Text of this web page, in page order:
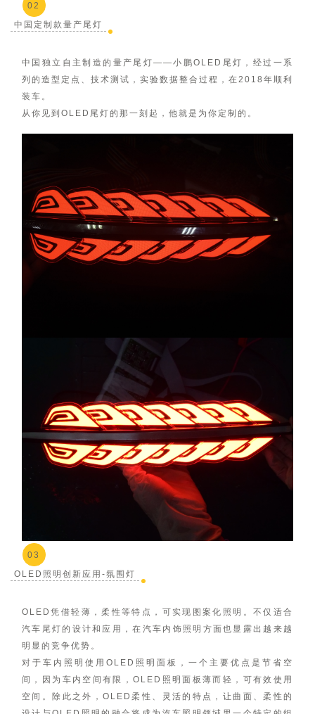
02
中国定制款量产尾灯
中国独立自主制造的量产尾灯——小鹏OLED尾灯，经过一系
列的造型定点、技术测试，实验数据整合过程，在2018年顺利
装车。
从你见到OLED尾灯的那一刻起，他就是为你定制的。
03
OLED照明创新应用-氛围灯
OLED凭借轻薄，柔性等特点，可实现图案化照明。不仅适合
汽车尾灯的设计和应用，在汽车内饰照明方面也显露出越来越
明显的竞争优势。
对于车内照明使用OLED照明面板，一个主要优点是节省空
间，因为车内空间有限，OLED照明面板薄而轻，可有效使用
空间。除此之外，OLED柔性、灵活的特点，让曲面、柔性的